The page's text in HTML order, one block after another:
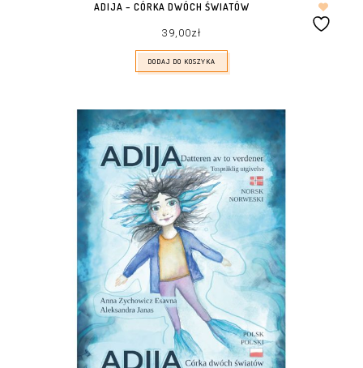
ADIJA – CÓRKA DWÓCH ŚWIATÓW
39,00zł
DODAJ DO KOSZYKA